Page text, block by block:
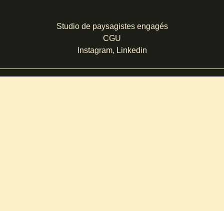
Studio de paysagistes engagés
CGU
Instagram, Linkedin